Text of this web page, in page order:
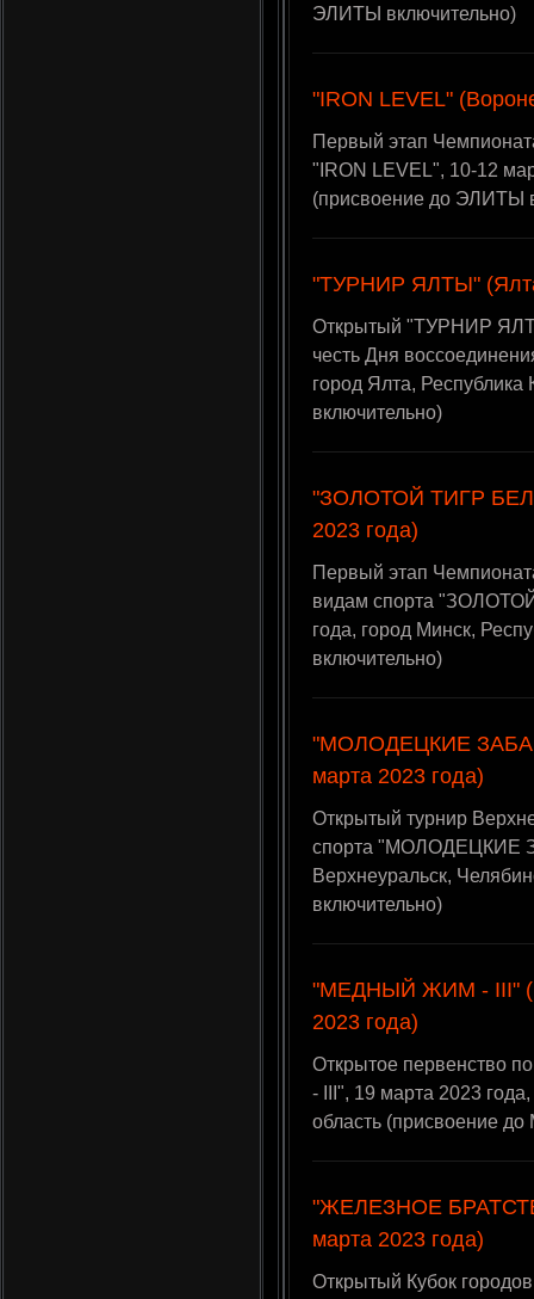
ЭЛИТЫ включительно)
"IRON LEVEL"
Первый этап
"IRON LEVEL", 10-12
(присвоение до ЭЛИТЫ
"ТУРНИР ЯЛТЫ"
Открытый "ТУРНИР
честь Дня
город Ялта,
включительно)
"ЗОЛОТОЙ ТИГР
2023 года)
Первый этап
видам спорта
года, город Минск,
включительно)
"МОЛОДЕЦКИЕ
марта 2023 года)
Открытый турнир
спорта "МОЛОДЕЦКИЕ
Верхнеуральск,
включительно)
"МЕДНЫЙ ЖИМ - III"
2023 года)
Открытое первенство
- III", 19 марта 2023
область (присвоение
"ЖЕЛЕЗНОЕ
марта 2023 года)
Открытый Кубок